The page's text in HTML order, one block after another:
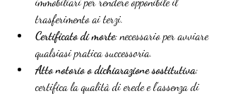
trasferimento ai terzi.
Certificato di morte: necessario per avviare
qualsiasi pratica successoria.
Atto notorio o dichiarazione sostitutiva:
certifica la qualità di erede e l’assenza di